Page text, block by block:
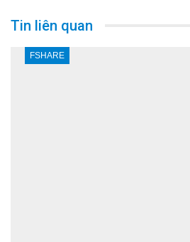
Tin liên quan
FSHARE